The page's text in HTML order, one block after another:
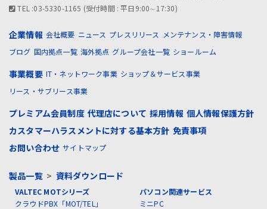
TEL :03-5330-1165 (受付時間 : 平日9:00∼17:30)
企業情報 会社概要 ニュース プレスリリース
メンテナンス・障害情報
ブログ 国内拠点一覧 海外拠点 グループ会社一覧 ショールーム
事業概要 IT・ネットワーク事業 ショップ＆サービス事業
リース・サブリース事業
プレミアム会員制度 代理店について 採用情報 個人情報保護方針
カスタマーハラスメントに対する基本方針 免責事項
お問い合わせ サイトマップ
製品一覧> 資料ダウンロード
VALTEC MOTシリーズ
クラウドPBX「MOT/TEL」
パソコン関連サービス
ミニPC